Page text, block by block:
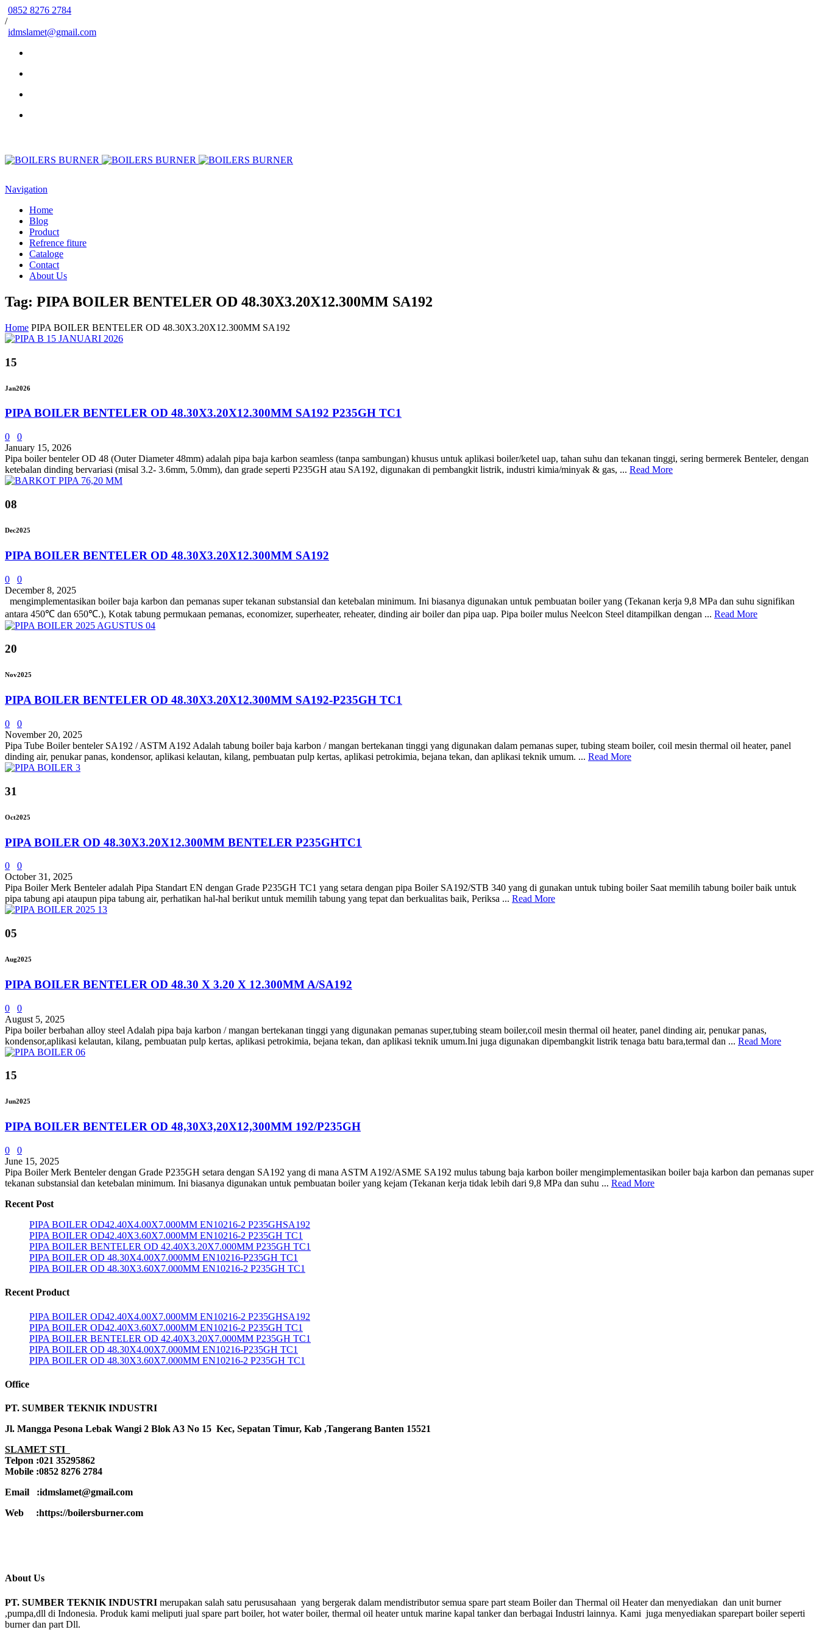
0852 8276 2784
/
idmslamet@gmail.com
Navigation
Home
Blog
Product
Refrence fiture
Cataloge
Contact
About Us
Tag: PIPA BOILER BENTELER OD 48.30X3.20X12.300MM SA192
Home PIPA BOILER BENTELER OD 48.30X3.20X12.300MM SA192
15
Jan2026
PIPA BOILER BENTELER OD 48.30X3.20X12.300MM SA192 P235GH TC1
0
0
January 15, 2026
Pipa boiler benteler OD 48 (Outer Diameter 48mm) adalah pipa baja karbon seamless (tanpa sambungan) khusus untuk aplikasi boiler/ketel uap, tahan suhu dan tekanan tinggi, sering bermerek Benteler, dengan
ketebalan dinding bervariasi (misal 3.2- 3.6mm, 5.0mm), dan grade seperti P235GH atau SA192, digunakan di pembangkit listrik, industri kimia/minyak & gas, ... Read More
08
Dec2025
PIPA BOILER BENTELER OD 48.30X3.20X12.300MM SA192
0
0
December 8, 2025
mengimplementasikan boiler baja karbon dan pemanas super tekanan substansial dan ketebalan minimum. Ini biasanya digunakan untuk pembuatan boiler yang (Tekanan kerja 9,8 MPa dan suhu signifikan
antara 450℃ dan 650℃.), Kotak tabung permukaan pemanas, economizer, superheater, reheater, dinding air boiler dan pipa uap. Pipa boiler mulus Neelcon Steel ditampilkan dengan ... Read More
20
Nov2025
PIPA BOILER BENTELER OD 48.30X3.20X12.300MM SA192-P235GH TC1
0
0
November 20, 2025
Pipa Tube Boiler benteler SA192 / ASTM A192 Adalah tabung boiler baja karbon / mangan bertekanan tinggi yang digunakan dalam pemanas super, tubing steam boiler, coil mesin thermal oil heater, panel
dinding air, penukar panas, kondensor, aplikasi kelautan, kilang, pembuatan pulp kertas, aplikasi petrokimia, bejana tekan, dan aplikasi teknik umum. ... Read More
31
Oct2025
PIPA BOILER OD 48.30X3.20X12.300MM BENTELER P235GHTC1
0
0
October 31, 2025
Pipa Boiler Merk Benteler adalah Pipa Standart EN dengan Grade P235GH TC1 yang setara dengan pipa Boiler SA192/STB 340 yang di gunakan untuk tubing boiler Saat memilih tabung boiler baik untuk
pipa tabung api ataupun pipa tabung air, perhatikan hal-hal berikut untuk memilih tabung yang tepat dan berkualitas baik, Periksa ... Read More
05
Aug2025
PIPA BOILER BENTELER OD 48.30 X 3.20 X 12.300MM A/SA192
0
0
August 5, 2025
Pipa boiler berbahan alloy steel Adalah pipa baja karbon / mangan bertekanan tinggi yang digunakan pemanas super,tubing steam boiler,coil mesin thermal oil heater, panel dinding air, penukar panas,
kondensor,aplikasi kelautan, kilang, pembuatan pulp kertas, aplikasi petrokimia, bejana tekan, dan aplikasi teknik umum.Ini juga digunakan dipembangkit listrik tenaga batu bara,termal dan ... Read More
15
Jun2025
PIPA BOILER BENTELER OD 48,30X3,20X12,300MM 192/P235GH
0
0
June 15, 2025
Pipa Boiler Merk Benteler dengan Grade P235GH setara dengan SA192 yang di mana ASTM A192/ASME SA192 mulus tabung baja karbon boiler mengimplementasikan boiler baja karbon dan pemanas super
tekanan substansial dan ketebalan minimum. Ini biasanya digunakan untuk pembuatan boiler yang kejam (Tekanan kerja tidak lebih dari 9,8 MPa dan suhu ... Read More
Recent Post
PIPA BOILER OD42.40X4.00X7.000MM EN10216-2 P235GHSA192
PIPA BOILER OD42.40X3.60X7.000MM EN10216-2 P235GH TC1
PIPA BOILER BENTELER OD 42.40X3.20X7.000MM P235GH TC1
PIPA BOILER OD 48.30X4.00X7.000MM EN10216-P235GH TC1
PIPA BOILER OD 48.30X3.60X7.000MM EN10216-2 P235GH TC1
Recent Product
PIPA BOILER OD42.40X4.00X7.000MM EN10216-2 P235GHSA192
PIPA BOILER OD42.40X3.60X7.000MM EN10216-2 P235GH TC1
PIPA BOILER BENTELER OD 42.40X3.20X7.000MM P235GH TC1
PIPA BOILER OD 48.30X4.00X7.000MM EN10216-P235GH TC1
PIPA BOILER OD 48.30X3.60X7.000MM EN10216-2 P235GH TC1
Office
PT. SUMBER TEKNIK INDUSTRI
Jl. Mangga Pesona Lebak Wangi 2 Blok A3 No 15 Kec, Sepatan Timur, Kab ,Tangerang Banten 15521
SLAMET STI
Telpon :021 35295862
Mobile :0852 8276 2784
Email :idmslamet@gmail.com
Web :https://boilersburner.com
About Us
PT. SUMBER TEKNIK INDUSTRI merupakan salah satu perususahaan yang bergerak dalam mendistributor semua spare part steam Boiler dan Thermal oil Heater dan menyediakan dan unit burner
,pumpa,dll di Indonesia. Produk kami meliputi jual spare part boiler, hot water boiler, thermal oil heater untuk marine kapal tanker dan berbagai Industri lainnya. Kami juga menyediakan sparepart boiler seperti
burner dan part Dll.